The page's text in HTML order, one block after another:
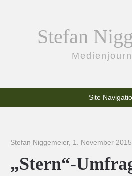
Stefan
Site
Stefan Niggemeier, 1. November 2015
„Stern“-